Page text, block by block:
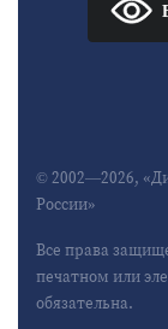
© 2002—2026,
России»
Все права
печатном или
обязательна.